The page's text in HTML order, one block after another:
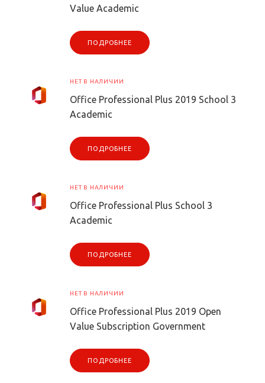
Value Academic
ПОДРОБНЕЕ
НЕТ В НАЛИЧИИ
Office Professional Plus 2019 School 3
Academic
ПОДРОБНЕЕ
НЕТ В НАЛИЧИИ
Office Professional Plus School 3
Academic
ПОДРОБНЕЕ
НЕТ В НАЛИЧИИ
Office Professional Plus 2019 Open
Value Subscription Government
ПОДРОБНЕЕ